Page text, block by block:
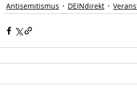
Antisemitismus DEINdirekt